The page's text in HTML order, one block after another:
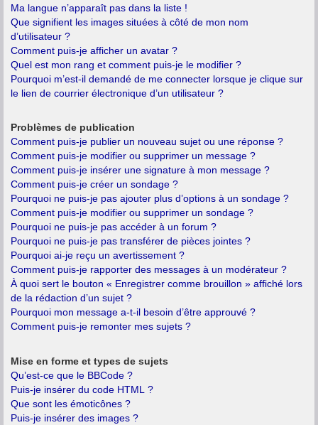
Ma langue n’apparaît pas dans la liste !
Que signifient les images situées à côté de mon nom
d’utilisateur ?
Comment puis-je afficher un avatar ?
Quel est mon rang et comment puis-je le modifier ?
Pourquoi m’est-il demandé de me connecter lorsque je clique sur
le lien de courrier électronique d’un utilisateur ?
Problèmes de publication
Comment puis-je publier un nouveau sujet ou une réponse ?
Comment puis-je modifier ou supprimer un message ?
Comment puis-je insérer une signature à mon message ?
Comment puis-je créer un sondage ?
Pourquoi ne puis-je pas ajouter plus d’options à un sondage ?
Comment puis-je modifier ou supprimer un sondage ?
Pourquoi ne puis-je pas accéder à un forum ?
Pourquoi ne puis-je pas transférer de pièces jointes ?
Pourquoi ai-je reçu un avertissement ?
Comment puis-je rapporter des messages à un modérateur ?
À quoi sert le bouton « Enregistrer comme brouillon » affiché lors
de la rédaction d’un sujet ?
Pourquoi mon message a-t-il besoin d’être approuvé ?
Comment puis-je remonter mes sujets ?
Mise en forme et types de sujets
Qu’est-ce que le BBCode ?
Puis-je insérer du code HTML ?
Que sont les émoticônes ?
Puis-je insérer des images ?